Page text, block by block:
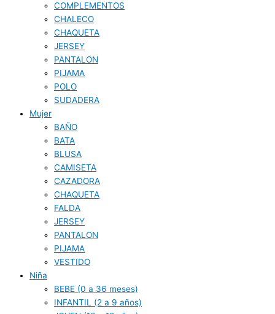
COMPLEMENTOS
CHALECO
CHAQUETA
JERSEY
PANTALON
PIJAMA
POLO
SUDADERA
Mujer
BAÑO
BATA
BLUSA
CAMISETA
CAZADORA
CHAQUETA
FALDA
JERSEY
PANTALON
PIJAMA
VESTIDO
Niña
BEBE (0 a 36 meses)
INFANTIL (2 a 9 años)